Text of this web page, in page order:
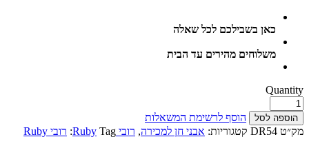
כאן בשבילכם לכל שאלה
משלוחים מהירים עד הבית
Quantity
הוספה לסל
הוסף לרשימת המשאלות
מק״ט DR54 קטגוריות: אבני חן למכירה, רובי Ruby Tag:
רובי Ruby